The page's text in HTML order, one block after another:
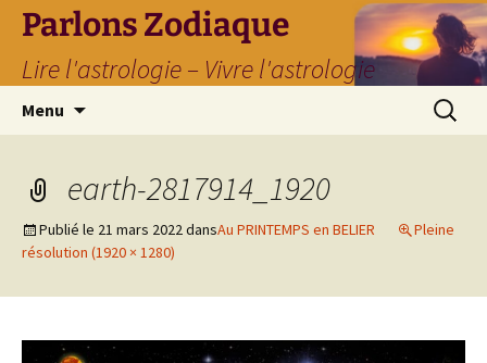
Parlons Zodiaque
Lire l'astrologie – Vivre l'astrologie
Menu
earth-2817914_1920
Publié le 21 mars 2022dansAu PRINTEMPS en BELIER
Pleine
résolution (1920 × 1280)